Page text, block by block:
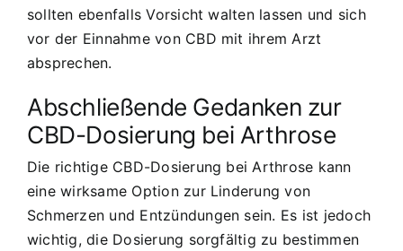
sollten ebenfalls Vorsicht walten lassen und sich
vor der Einnahme von CBD mit ihrem Arzt
absprechen.
Abschließende Gedanken zur
CBD-Dosierung bei Arthrose
Die richtige CBD-Dosierung bei Arthrose kann
eine wirksame Option zur Linderung von
Schmerzen und Entzündungen sein. Es ist jedoch
wichtig, die Dosierung sorgfältig zu bestimmen